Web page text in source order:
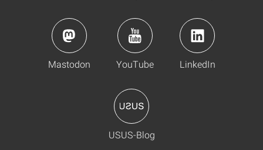
Mastodon YouTube LinkedIn
USUS-Blog